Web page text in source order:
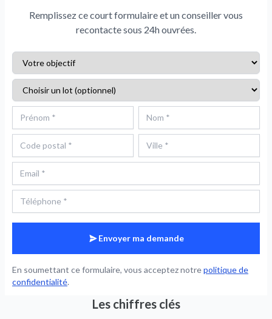
Remplissez ce court formulaire et un conseiller vous
recontacte sous 24h ouvrées.
Envoyer ma demande
En soumettant ce formulaire, vous acceptez notrepolitique de
confidentialité.
Les chiffres clés